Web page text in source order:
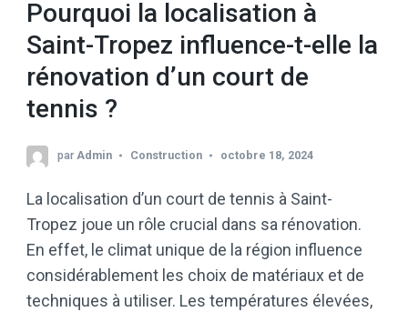
Pourquoi la localisation à
Saint-Tropez influence-t-elle la
rénovation d’un court de
tennis ?
parAdmin Construction octobre 18, 2024
La localisation d’un court de tennis à Saint-
Tropez joue un rôle crucial dans sa rénovation.
En effet, le climat unique de la région influence
considérablement les choix de matériaux et de
techniques à utiliser. Les températures élevées,